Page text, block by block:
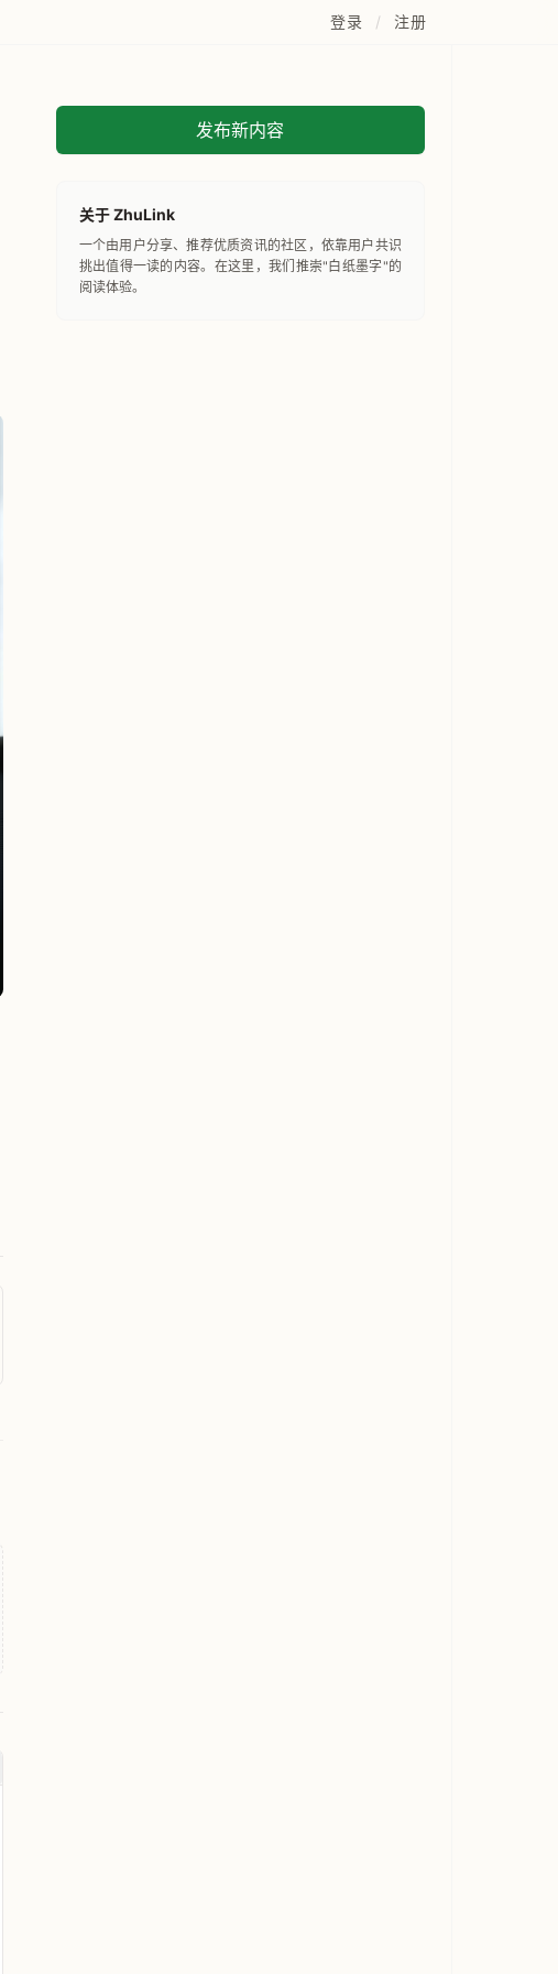
登录 / 注册
发布新内容
关于 ZhuLink
一个由用户分享、推荐优质资讯的社区，依靠用户共识
挑出值得一读的内容。在这里，我们推崇"白纸墨字"的
阅读体验。